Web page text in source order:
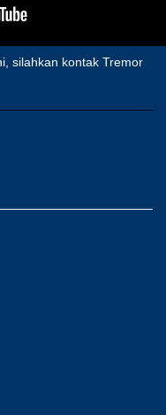
silahkan kontak Tremor